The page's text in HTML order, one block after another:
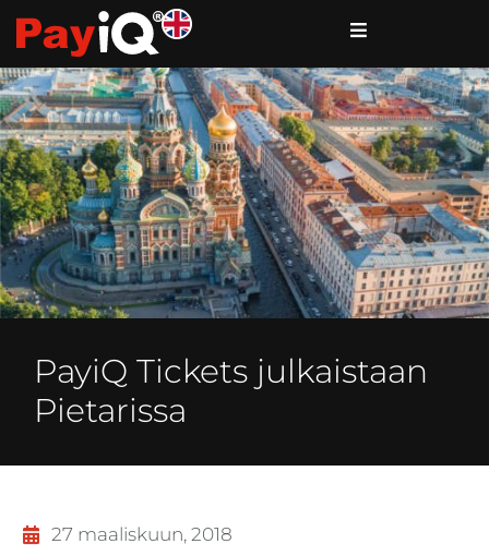
PayiQ Tickets julkaistaan
Pietarissa
27 maaliskuun, 2018